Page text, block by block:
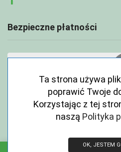
Facebook
Bezpieczne płatności
Ta strona używa
poprawić Twoje
Korzystając z tej
naszą Polityka
OK, JESTEM